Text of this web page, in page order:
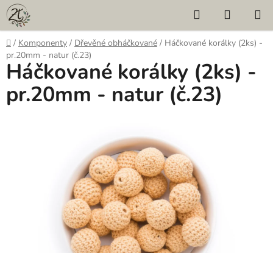
Přejít
na
obsah
Hledat
KOŠÍK
Domů
/ Komponenty / Dřevěné obháčkované / Háčkované korálky (2ks) -
pr.20mm - natur (č.23)
Háčkované korálky (2ks) -
pr.20mm - natur (č.23)